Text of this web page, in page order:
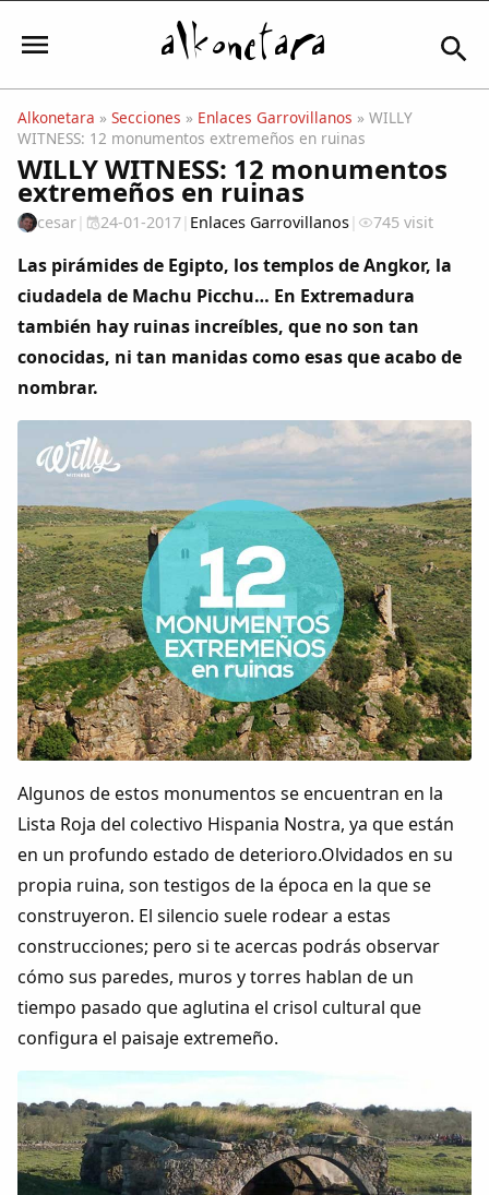
Iniciar sesión
Mi Cuenta
El Tiempo
Actualidad
Comunidad
Colaboradores
AlkoTV
Biblioteca
Periódico Alconétar
Foros
Idiosincrasia
Diccionario
Traductor
Dichos
Cancionero Local
Apodos
Peñas
Alkonetara » Secciones » Enlaces Garrovillanos » WILLY
WITNESS: 12 monumentos extremeños en ruinas
WILLY WITNESS: 12 monumentos
extremeños en ruinas
cesar| 24-01-2017| Enlaces Garrovillanos| 745 visit
Las pirámides de Egipto, los templos de Angkor, la
ciudadela de Machu Picchu… En Extremadura
también hay ruinas increíbles, que no son tan
conocidas, ni tan manidas como esas que acabo de
nombrar.
Algunos de estos monumentos se encuentran en la
Lista Roja del colectivo Hispania Nostra, ya que están
en un profundo estado de deterioro.Olvidados en su
propia ruina, son testigos de la época en la que se
construyeron. El silencio suele rodear a estas
construcciones; pero si te acercas podrás observar
cómo sus paredes, muros y torres hablan de un
tiempo pasado que aglutina el crisol cultural que
configura el paisaje extremeño.